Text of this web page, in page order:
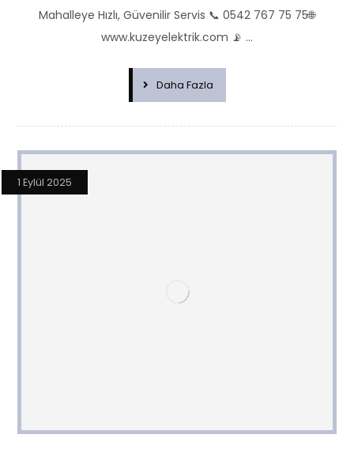
Mahalleye Hızlı, Güvenilir Servis 📞 0542 767 75 75🌐
www.kuzeyelektrik.com 📡 ...
Daha Fazla
1 Eylül 2025